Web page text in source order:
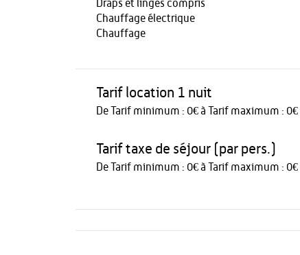
Draps et linges compris
Chauffage électrique
Chauffage
Tarif location 1 nuit
De Tarif minimum : 0€ à Tarif maximum : 0€
Tarif taxe de séjour (par pers.)
De Tarif minimum : 0€ à Tarif maximum : 0€